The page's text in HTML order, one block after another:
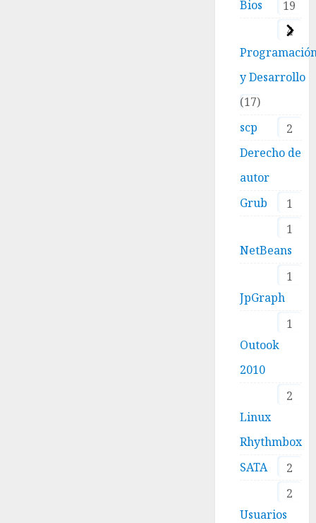
19
Bios
4
y Desarrollo
17
scp
2
Derecho de
autor
1
Grub
1
NetBeans
1
JpGraph
1
Outook
2010
2
Linux
Rhythmbox
2
SATA
2
Usuarios